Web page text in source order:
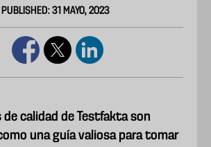
PUBLISHED: 31 MAYO, 2023
calidad de Testfakta son
una guía valiosa para tomar